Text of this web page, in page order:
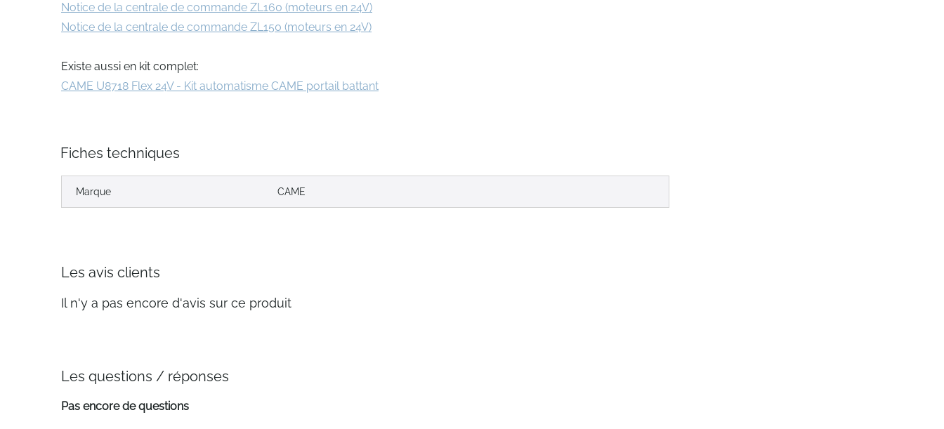
Notice de la centrale de commande ZL160 (moteurs en 24V)
Notice de la centrale de commande ZL150 (moteurs en 24V)
Existe aussi en kit complet:
CAME U8718 Flex 24V - Kit automatisme CAME portail battant
Fiches techniques
Marque CAME
Les avis clients
Il n'y a pas encore d'avis sur ce produit
Les questions / réponses
Pas encore de questions